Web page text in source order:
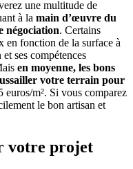
une multitude de
à la main d’œuvre du
négociation. Certains
en fonction de la surface à
ses compétences
en moyenne, les bons
votre terrain pour
euros/m². Si vous comparez
le bon artisan et
votre projet